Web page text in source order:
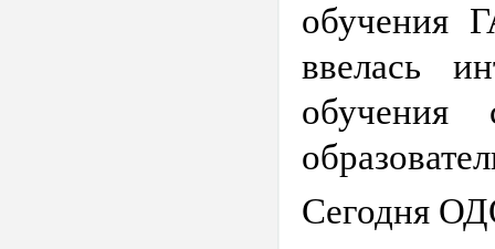
обучения
ввелась
обучения
Сегодня